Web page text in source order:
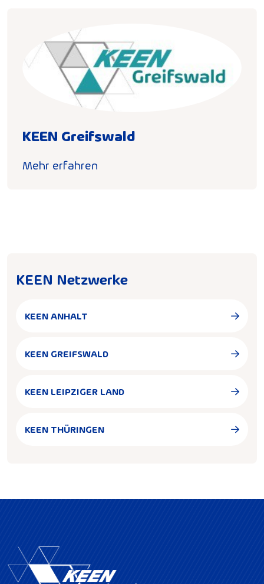
KEEN Greifswald
Mehr erfahren
KEEN Netzwerke
KEEN ANHALT
KEEN GREIFSWALD
KEEN LEIPZIGER LAND
KEEN THÜRINGEN